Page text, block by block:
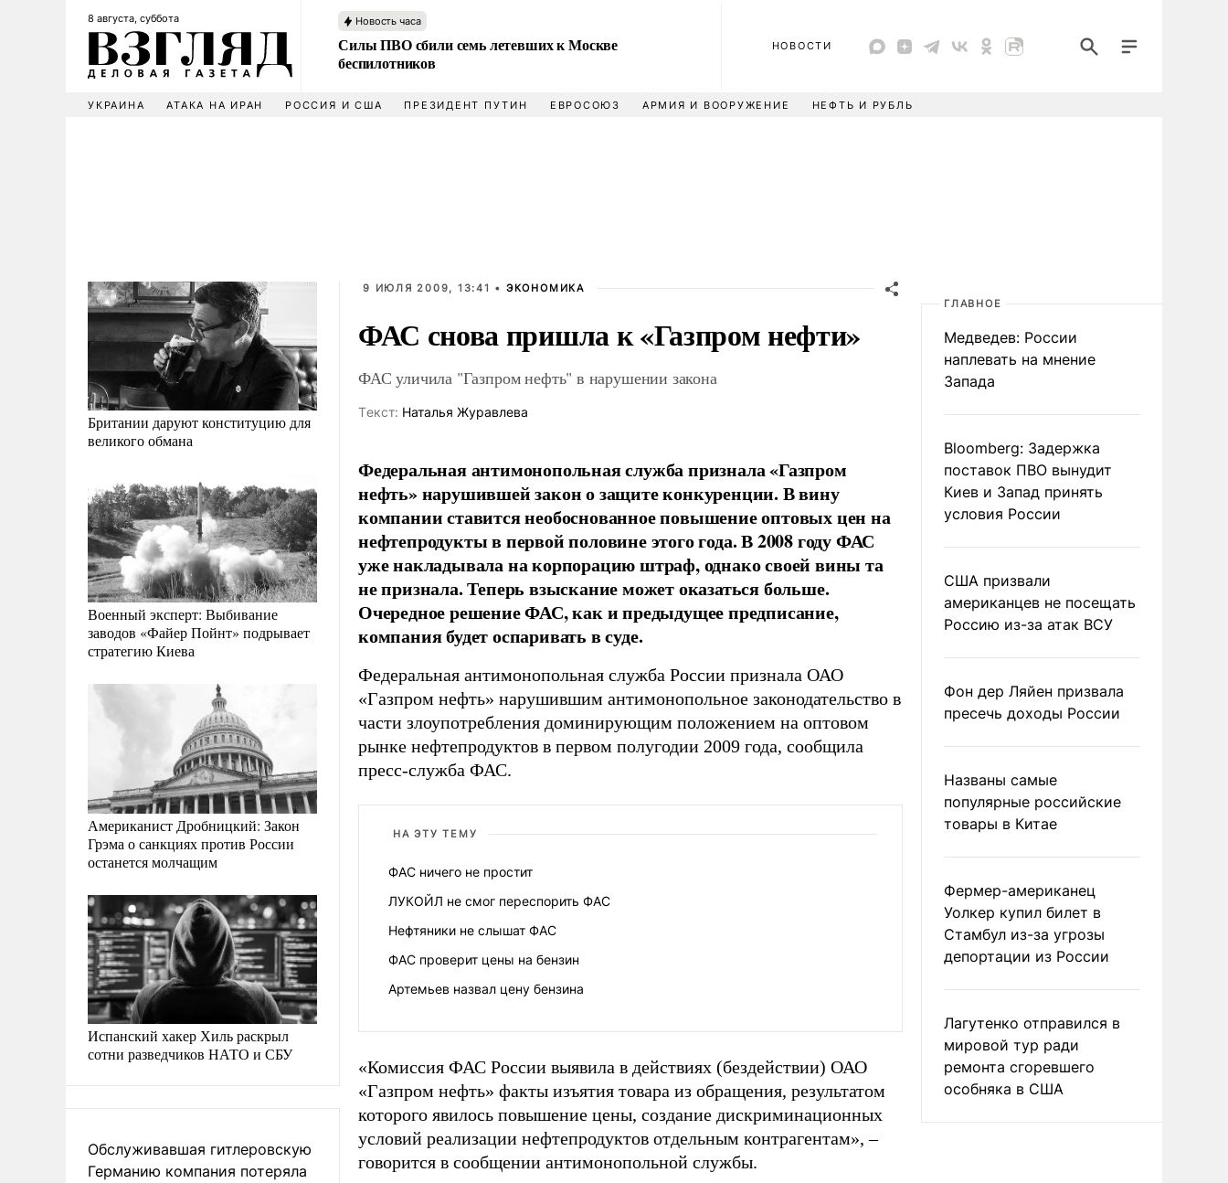
8 августа, суббота Новость часа
Силы ПВО сбили семь летевших к Москве
беспилотников
НОВОСТИ
УКРАИНА АТАКА НА ИРАН РОССИЯ И США ПРЕЗИДЕНТ ПУТИН ЕВРОСОЮЗ АРМИЯ И ВООРУЖЕНИЕ НЕФТЬ И РУБЛЬ
Британии даруют конституцию для
великого обмана
Военный эксперт: Выбивание
заводов «Файер Пойнт» подрывает
стратегию Киева
Американист Дробницкий: Закон
Грэма о санкциях против России
останется молчащим
Испанский хакер Хиль раскрыл
сотни разведчиков НАТО и СБУ
Обслуживавшая гитлеровскую
Германию компания потеряла
9 ИЮЛЯ 2009, 13:41 • ЭКОНОМИКА
ФАС снова пришла к «Газпром нефти»
ФАС уличила "Газпром нефть" в нарушении закона
Tекст: Наталья Журавлева
Федеральная антимонопольная служба признала «Газпром
нефть» нарушившей закон о защите конкуренции. В вину
компании ставится необоснованное повышение оптовых цен на
нефтепродукты в первой половине этого года. В 2008 году ФАС
уже накладывала на корпорацию штраф, однако своей вины та
не признала. Теперь взыскание может оказаться больше.
Очередное решение ФАС, как и предыдущее предписание,
компания будет оспаривать в суде.
Федеральная антимонопольная служба России признала ОАО
«Газпром нефть» нарушившим антимонопольное законодательство в
части злоупотребления доминирующим положением на оптовом
рынке нефтепродуктов в первом полугодии 2009 года, сообщила
пресс-служба ФАС.
НА ЭТУ ТЕМУ
ФАС ничего не простит
ЛУКОЙЛ не смог переспорить ФАС
Нефтяники не слышат ФАС
ФАС проверит цены на бензин
Артемьев назвал цену бензина
«Комиссия ФАС России выявила в действиях (бездействии) ОАО
«Газпром нефть» факты изъятия товара из обращения, результатом
которого явилось повышение цены, создание дискриминационных
условий реализации нефтепродуктов отдельным контрагентам», –
говорится в сообщении антимонопольной службы.
ГЛАВНОЕ
Медведев: России
наплевать на мнение
Запада
Bloomberg: Задержка
поставок ПВО вынудит
Киев и Запад принять
условия России
США призвали
американцев не посещать
Россию из-за атак ВСУ
Фон дер Ляйен призвала
пресечь доходы России
Названы самые
популярные российские
товары в Китае
Фермер-американец
Уолкер купил билет в
Стамбул из-за угрозы
депортации из России
Лагутенко отправился в
мировой тур ради
ремонта сгоревшего
особняка в США